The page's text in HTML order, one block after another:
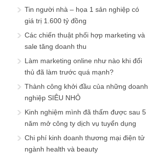
Tin người nhà – họa 1 sản nghiệp có
giá trị 1.600 tỷ đồng
Các chiến thuật phối hợp marketing và
sale tăng doanh thu
Làm marketing online như nào khi đối
thủ đã làm trước quá mạnh?
Thành công khởi đầu của những doanh
nghiệp SIÊU NHỎ
Kinh nghiệm mình đã thấm được sau 5
năm mở công ty dịch vụ tuyển dụng
Chi phí kinh doanh thương mại điện tử
ngành health và beauty